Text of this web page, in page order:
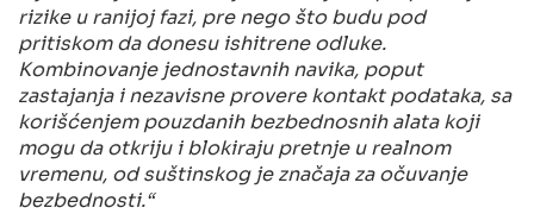
rizike u ranijoj fazi, pre nego što budu pod
pritiskom da donesu ishitrene odluke.
Kombinovanje jednostavnih navika, poput
zastajanja i nezavisne provere kontakt podataka, sa
korišćenjem pouzdanih bezbednosnih alata koji
mogu da otkriju i blokiraju pretnje u realnom
vremenu, od suštinskog je značaja za očuvanje
bezbednosti.“